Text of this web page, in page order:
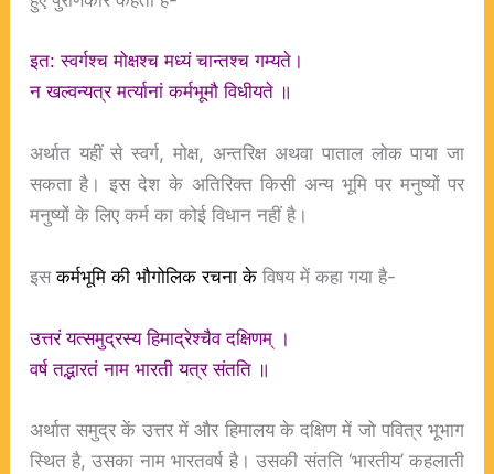
इत: स्वर्गश्च मोक्षश्च मध्यं चान्तश्च गम्यते।
न खल्वन्यत्र मर्त्यानां कर्मभूमौ विधीयते ॥
अर्थात यहीं से स्वर्ग, मोक्ष, अन्तरिक्ष अथवा पाताल लोक पाया जा
सकता है। इस देश के अतिरिक्त किसी अन्य भूमि पर मनुष्यों पर
मनुष्यों के लिए कर्म का कोई विधान नहीं है।
इसकर्मभूमि की भौगोलिक रचना केविषय में कहा गया है-
उत्तरं यत्समुद्रस्य हिमाद्रेश्चैव दक्षिणम् ।
वर्ष तद्भारतं नाम भारती यत्र संतति ॥
अर्थात समुद्र कें उत्तर में और हिमालय के दक्षिण में जो पवित्र भूभाग
स्थित है, उसका नाम भारतवर्ष है। उसकी संतति ‘भारतीय’ कहलाती